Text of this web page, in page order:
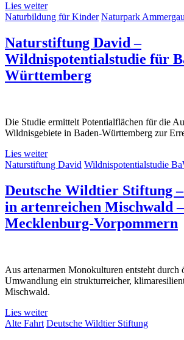
Lies weiter
Naturbildung für Kinder Naturpark
Naturstiftung David –
Wildnispotentialstudie für
Württemberg
Die Studie ermittelt Potentialflächen für die
Wildnisgebiete in Baden-Württemberg zur
Lies weiter
Naturstiftung David Wildnispotentialstudie
Deutsche Wildtier Stiftung
in artenreichen Mischwald –
Mecklenburg-Vorpommern
Aus artenarmen Monokulturen entsteht durch
Umwandlung ein strukturreicher,
Mischwald.
Lies weiter
Alte Fahrt Deutsche Wildtier Stiftung